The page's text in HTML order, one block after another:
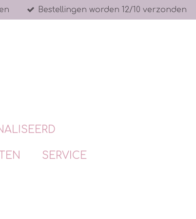
Bestellingen worden 12/10 verzonden
SERVICE